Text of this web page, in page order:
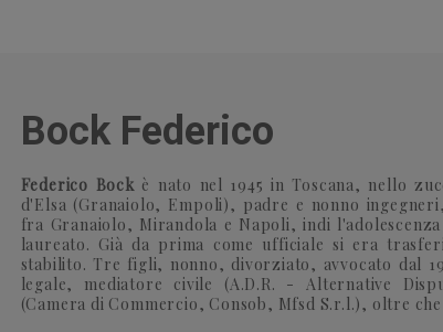
Bock Federico
Federico Bockè nato nel 1945 in Toscana, nello
d'Elsa (Granaiolo, Empoli), padre e nonno
fra Granaiolo, Mirandola e Napoli, indi
laureato. Già da prima come ufficiale si era
stabilito. Tre figli, nonno, divorziato, avvocato dal
legale, mediatore civile (A.D.R. - Alternative
(Camera di Commercio, Consob, Mfsd S.r.l.), oltre